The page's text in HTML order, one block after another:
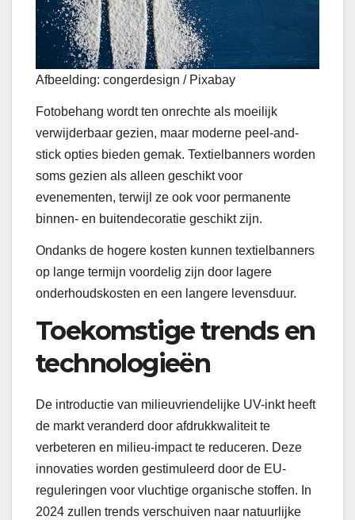
Afbeelding: congerdesign / Pixabay
Fotobehang wordt ten onrechte als moeilijk
verwijderbaar gezien, maar moderne peel-and-
stick opties bieden gemak. Textielbanners worden
soms gezien als alleen geschikt voor
evenementen, terwijl ze ook voor permanente
binnen- en buitendecoratie geschikt zijn.
Ondanks de hogere kosten kunnen textielbanners
op lange termijn voordelig zijn door lagere
onderhoudskosten en een langere levensduur.
Toekomstige trends en
technologieën
De introductie van milieuvriendelijke UV-inkt heeft
de markt veranderd door afdrukkwaliteit te
verbeteren en milieu-impact te reduceren. Deze
innovaties worden gestimuleerd door de EU-
reguleringen voor vluchtige organische stoffen. In
2024 zullen trends verschuiven naar natuurlijke